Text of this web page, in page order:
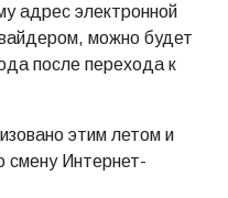
адрес электронной
можно будет
после перехода к
этим летом и
смену Интернет-